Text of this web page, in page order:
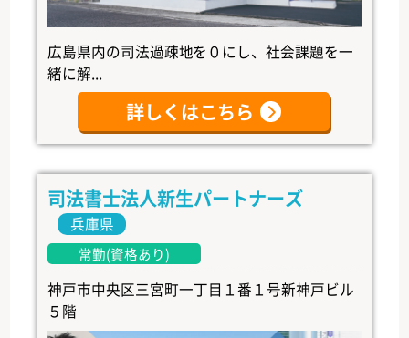
広島県内の司法過疎地を０にし、社会課題を一
緒に解...
詳しくはこちら
司法書士法人新生パートナーズ
兵庫県
常勤(資格あり)
神戸市中央区三宮町一丁目１番１号新神戸ビル
５階